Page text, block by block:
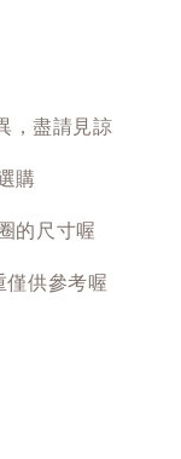
，盡請見諒
購
的尺寸喔
僅供參考喔